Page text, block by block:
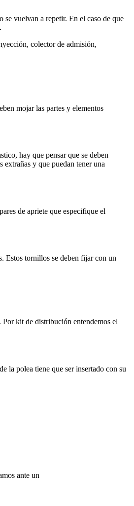
se vuelvan a repetir. En el caso de que
colector de admisión,
mojar las partes y elementos
hay que pensar que se deben
y que puedan tener una
de apriete que especifique el
Estos tornillos se deben fijar con un
Por kit de distribución entendemos el
la polea tiene que ser insertado con su
ante un